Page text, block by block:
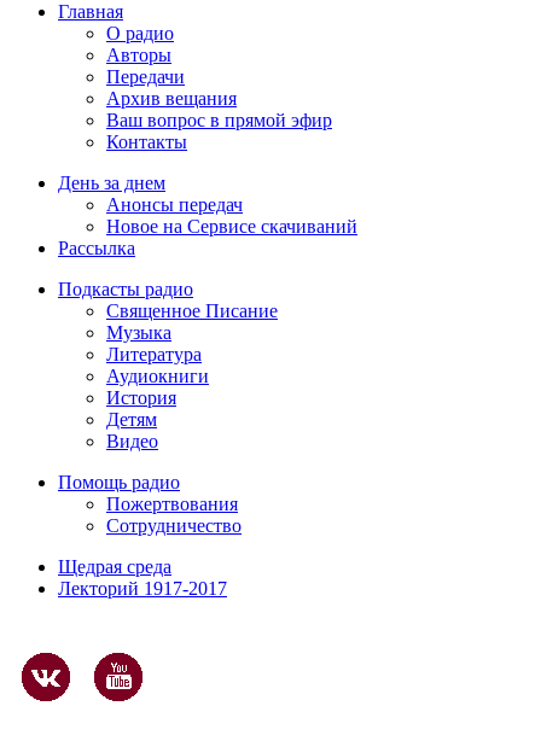
Главная
О радио
Авторы
Передачи
Архив вещания
Ваш вопрос в прямой эфир
Контакты
День за днем
Анонсы передач
Новое на Сервисе скачиваний
Рассылка
Подкасты радио
Священное Писание
Музыка
Литература
Аудиокниги
История
Детям
Видео
Помощь радио
Пожертвования
Сотрудничество
Щедрая среда
Лекторий 1917-2017